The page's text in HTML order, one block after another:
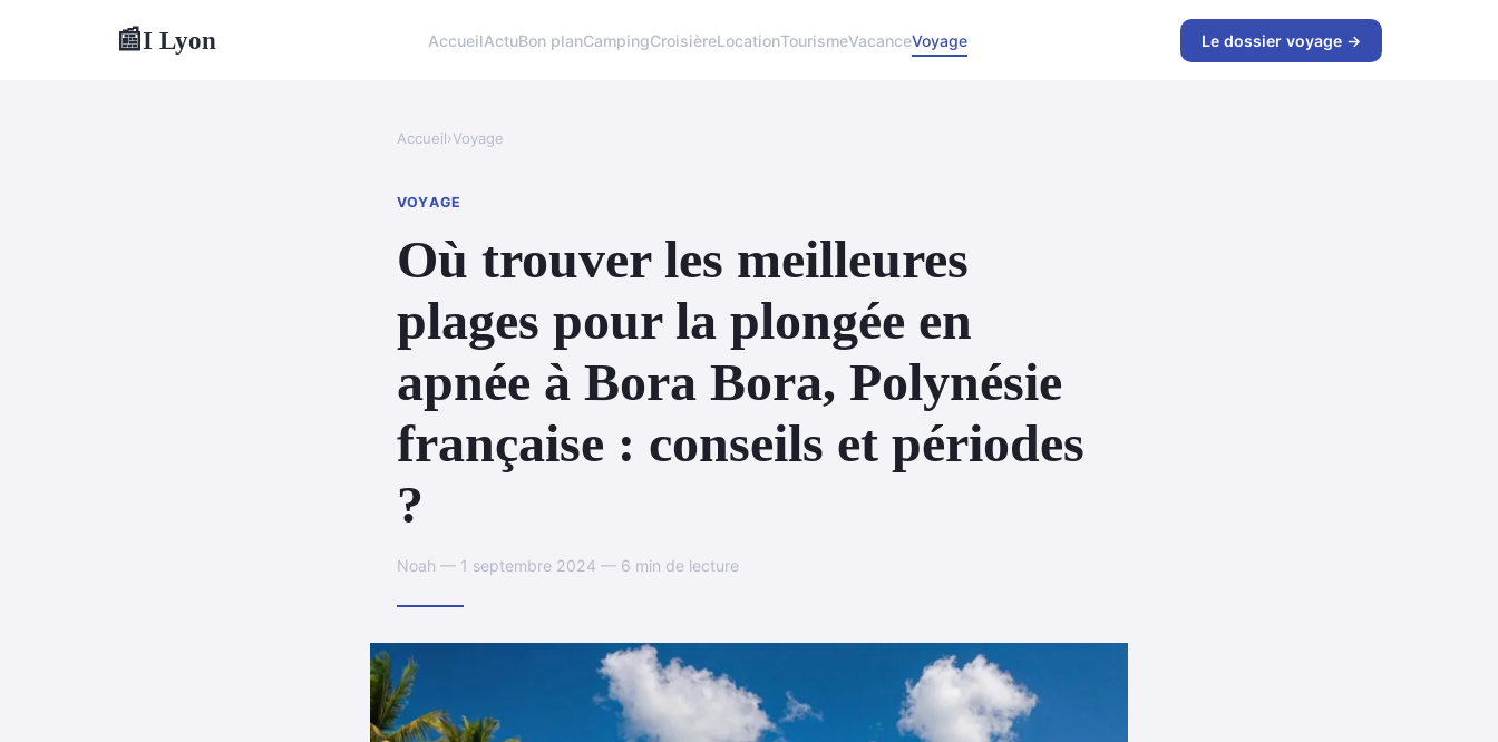
📰I Lyon AccueilActuBon planCampingCroisièreLocationTourismeVacanceVoyage Le dossier voyage →
Accueil›Voyage
VOYAGE
Où trouver les meilleures
plages pour la plongée en
apnée à Bora Bora, Polynésie
française : conseils et périodes
?
Noah — 1 septembre 2024 — 6 min de lecture